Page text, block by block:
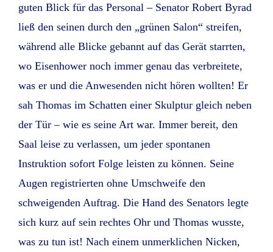
guten Blick für das Personal – Senator Robert Byrad
ließ den seinen durch den „grünen Salon“ streifen,
während alle Blicke gebannt auf das Gerät starrten,
wo Eisenhower noch immer genau das verbreitete,
was er und die Anwesenden nicht hören wollten! Er
sah Thomas im Schatten einer Skulptur gleich neben
der Tür – wie es seine Art war. Immer bereit, den
Saal leise zu verlassen, um jeder spontanen
Instruktion sofort Folge leisten zu können. Seine
Augen registrierten ohne Umschweife den
schweigenden Auftrag. Die Hand des Senators legte
sich kurz auf sein rechtes Ohr und Thomas wusste,
was zu tun ist! Nach einem unmerklichen Nicken,